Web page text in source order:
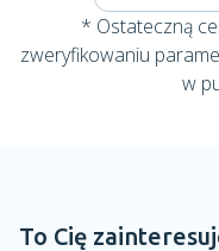
* Ostateczną
zweryfikowaniu
w
To Cię